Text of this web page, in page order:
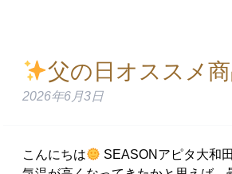
父の日オススメ
2026年6月3日
こんにちは SEASONアピタ大和